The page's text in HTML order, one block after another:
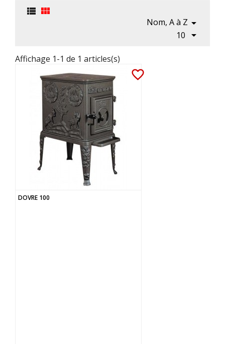
 
Nom, A à Z 
10 
Affichage 1-1 de 1 articles(s)
favorite_border
DOVRE 100